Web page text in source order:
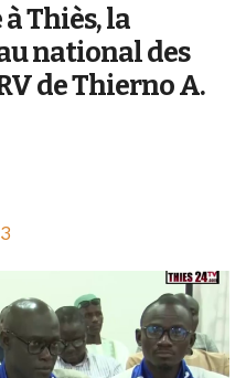
Thiès, la
national des
de Thierno A.